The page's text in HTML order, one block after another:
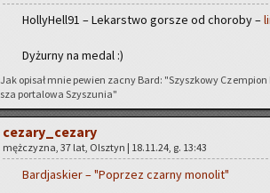
Hol­ly­Hel­l91 – Le­kar­stwo gor­sze od cho­ro­by –
Dy­żur­ny na medal :)
Jak opi­sał mnie pe­wien zacny Bard: "Szysz­ko­wy
sza por­ta­lo­wa Szy­szu­nia"
ce­za­ry­_ce­za­ry
męż­czy­zna, 37 lat, Olsz­tyn | 18.11.24, g. 13:43
Bar­dja­skier – "Po­przez czar­ny mo­no­lit"